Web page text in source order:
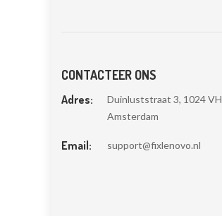
CONTACTEER ONS
Adres:
Duinluststraat 3, 1024 VH
Amsterdam
Email: support@fixlenovo.nl